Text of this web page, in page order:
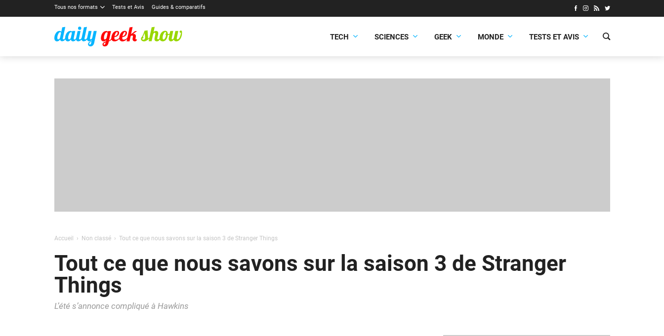
Tous nos formats Tests et Avis Guides & comparatifs
TECH SCIENCES GEEK MONDE TESTS ET AVIS
Accueil Non classé Tout ce que nous savons sur la saison 3 de Stranger Things
Tout ce que nous savons sur la saison 3 de Stranger
Things
L’été s’annonce compliqué à Hawkins